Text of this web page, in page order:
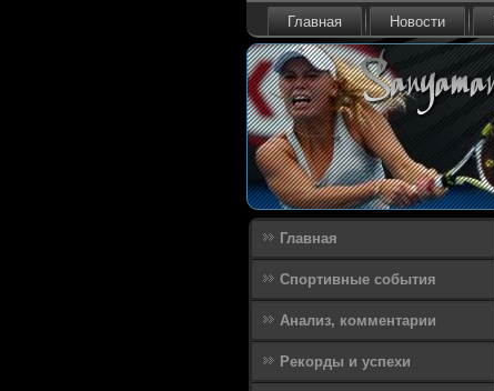
Главная Новости
Главная
Спортивные события
Анализ, комментарии
Рекорды и успехи